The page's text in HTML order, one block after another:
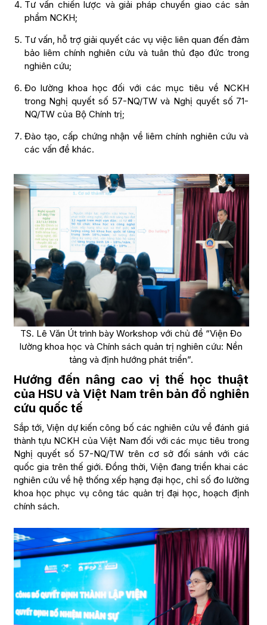
Tư vấn chiến lược và giải pháp chuyển giao các sản
phẩm NCKH;
Tư vấn, hỗ trợ giải quyết các vụ việc liên quan đến đảm
bảo liêm chính nghiên cứu và tuân thủ đạo đức trong
nghiên cứu;
Đo lường khoa học đối với các mục tiêu về NCKH
trong Nghị quyết số 57-NQ/TW và Nghị quyết số 71-
NQ/TW của Bộ Chính trị;
Đào tạo, cấp chứng nhận về liêm chính nghiên cứu và
các vấn đề khác.
TS. Lê Văn Út trình bày Workshop với chủ đề “Viện Đo
lường khoa học và Chính sách quản trị nghiên cứu: Nền
tảng và định hướng phát triển”.
Hướng đến nâng cao vị thế học thuật
của HSU và Việt Nam trên bản đồ nghiên
cứu quốc tế
Sắp tới, Viện dự kiến công bố các nghiên cứu về đánh giá
thành tựu NCKH của Việt Nam đối với các mục tiêu trong
Nghị quyết số 57-NQ/TW trên cơ sở đối sánh với các
quốc gia trên thế giới. Đồng thời, Viện đang triển khai các
nghiên cứu về hệ thống xếp hạng đại học, chỉ số đo lường
khoa học phục vụ công tác quản trị đại học, hoạch định
chính sách.